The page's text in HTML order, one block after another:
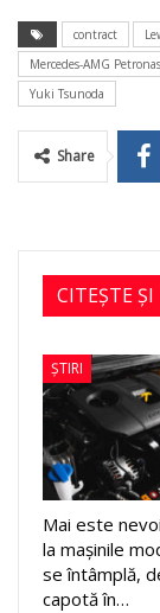
contract
Mercedes-AMG
Yuki Tsunoda
Share
CITEȘTE ȘI
ȘTIRI
Mai este
la mașinile
se întâmplă,
capotă în…